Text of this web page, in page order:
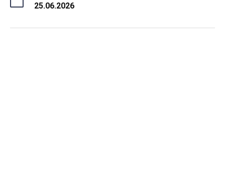
25.06.2026